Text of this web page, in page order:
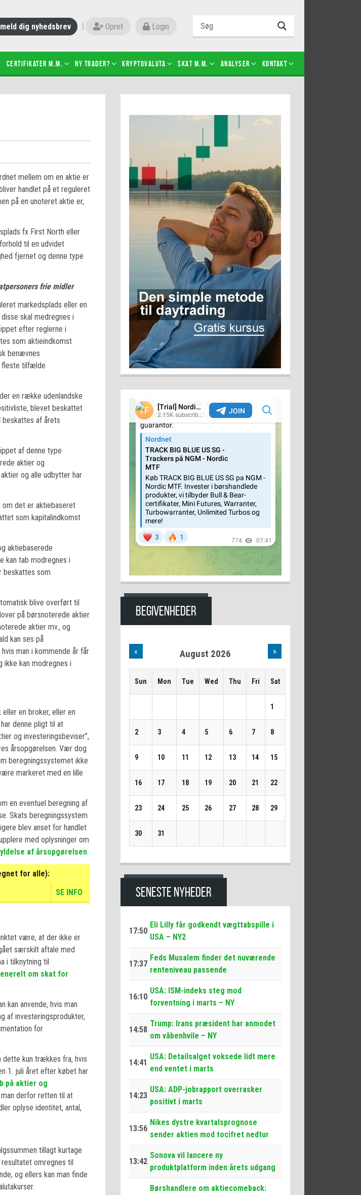
dig nyhedsbrev Opret Login
Certifikater m.m. Ny trader?
Det betyder de nye ESMA-regler
Gearing af aktier – hvad er det?
Futures-kontrakter
Kopier Jeppe Kirk Bonde
Kryptovaluta SKAT m.m. Analyser Kontakt
mellem om en aktie er
handlet på et reguleret
på en unoteret aktie er,
fx First North eller
til en udvidet
fjernet og denne type
frie midler
markedsplads eller en
skal medregnes i
efter reglerne i
som aktieindkomst
benævnes
fleste tilfælde
en række udenlandske
blevet beskattet
beskattes af årets
af denne type
aktier og
og alle udbytter har
om det er aktiebaseret
som kapitalindkomst
aktiebaserede
kan tab modregnes i
beskattes som
blive overført til
på børsnoterede aktier
aktier mv., og
kan ses på
man i kommende år får
ikke kan modregnes i
en broker, eller en
denne pligt til at
og investeringsbeviser”,
årsopgørelsen. Vær dog
beregningssystemet ikke
markeret med en lille
en eventuel beregning af
Skats beregningssystem
blev anset for handlet
med oplysninger om
af årsopgørelsen.
for alle):
SE INFO
være, at der ikke er
særskilt aftale med
i tilknytning til
om skat for
kan anvende, hvis man
af investeringsprodukter,
for
dette kun trækkes fra, hvis
1. juli året efter købet har
på aktier og
derfor retten til at
oplyse identitet, antal,
tillagt kurtage
omregnes til
og ellers kan man finde
BEGIVENHEDER
« August 2026 »
Sun Mon Tue Wed Thu Fri Sat
1
2 3 4 5 6 7 8
9 10 11 12 13 14 15
16 17 18 19 20 21 22
23 24 25 26 27 28 29
30 31
SENESTE NYHEDER
17:50
Eli Lilly får godkendt vægttabspille i
USA – NY2
17:37
Feds Musalem finder det nuværende
renteniveau passende
16:10
USA: ISM-indeks steg mod
forventning i marts – NY
14:58
Trump: Irans præsident har anmodet
om våbenhvile – NY
14:41
USA: Detailsalget voksede lidt mere
end ventet i marts
14:23
USA: ADP-jobrapport overrasker
positivt i marts
13:56
Nikes dystre kvartalsprognose
sender aktien mod tocifret nedtur
13:42
Sonova vil lancere ny
produktplatform inden årets udgang
Børshandlere om aktiecomeback: